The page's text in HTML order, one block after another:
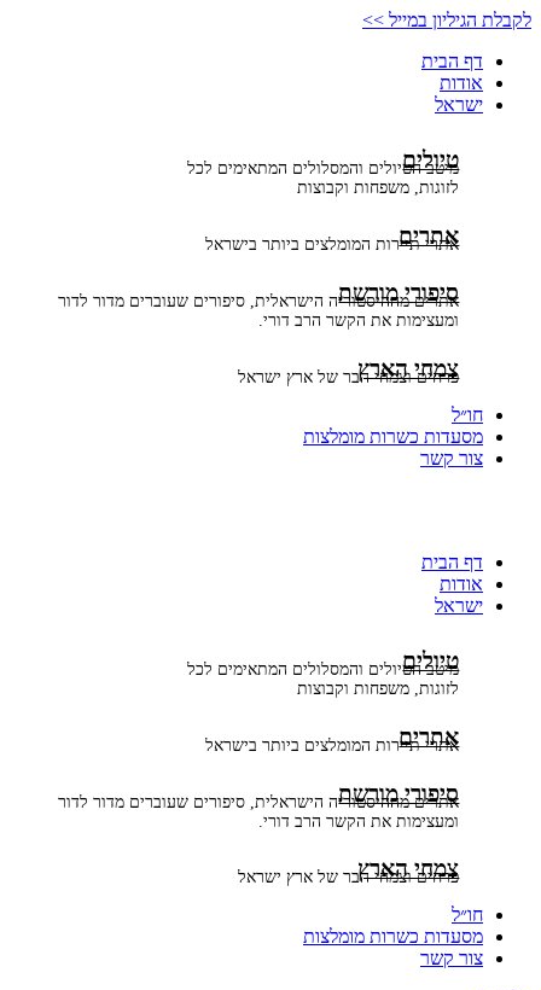
דלג
לקבלת הגיליון במייל >>
דף הבית
אודות
ישראל
טיולים
מיטב הטיולים והמסלולים המתאימים לכל
לזוגות, משפחות וקבוצות
אתרים
אתרי תיירות המומלצים ביותר בישראל
סיפורי מורשת
אתרים מההיסטוריה הישראלית, סיפורים שעוברים מדור לדור
ומעצימות את הקשר הרב דורי.
צמחי הארץ
פרחים וצמחי הבר של ארץ ישראל
חו״ל
מסעדות כשרות מומלצות
צור קשר
דף הבית
אודות
ישראל
טיולים
מיטב הטיולים והמסלולים המתאימים לכל
לזוגות, משפחות וקבוצות
אתרים
אתרי תיירות המומלצים ביותר בישראל
סיפורי מורשת
אתרים מההיסטוריה הישראלית, סיפורים שעוברים מדור לדור
ומעצימות את הקשר הרב דורי.
צמחי הארץ
פרחים וצמחי הבר של ארץ ישראל
חו״ל
מסעדות כשרות מומלצות
צור קשר